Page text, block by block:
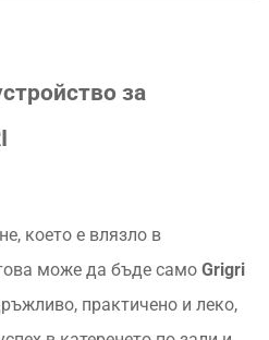
за
което е влязло в
може да бъде само Grigri
практичено и леко,